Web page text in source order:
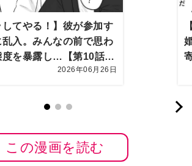
してやる！】彼が参加す
入。みんなの前で思わ
度を暴露し…【第10話ま
2026年06月26日
この漫画を読む